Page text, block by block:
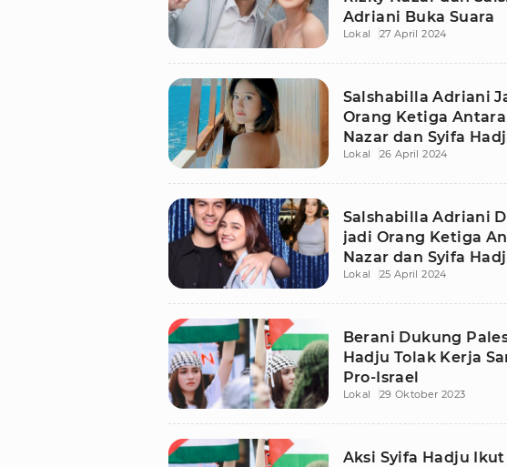
Adriani Buka Suara
Lokal 27 April 2024
Salshabilla Adriani
Orang Ketiga
Nazar dan Syifa
Lokal 26 April 2024
Salshabilla Adriani
jadi Orang Ketiga
Nazar dan Syifa
Lokal 25 April 2024
Berani Dukung
Hadju Tolak Kerja
Pro-Israel
Lokal 29 Oktober 2023
Aksi Syifa Hadju